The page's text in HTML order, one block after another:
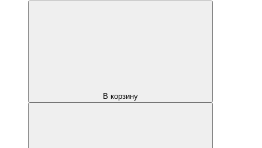
В корзину